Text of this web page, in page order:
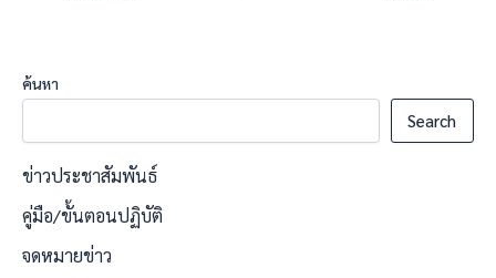
ค้นหา
Search
ข่าวประชาสัมพันธ์
คู่มือ/ขั้นตอนปฏิบัติ
จดหมายข่าว